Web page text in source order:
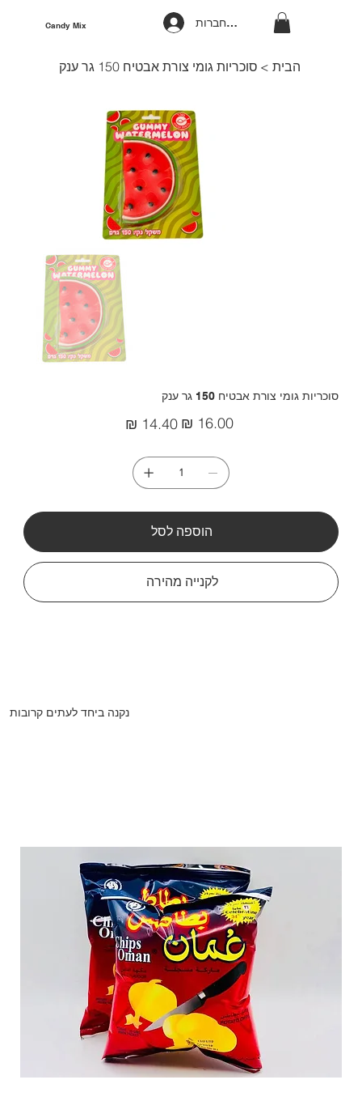
להתחברות Candy Mix
הבית > סוכריות גומי צורת אבטיח 150 גר ענק
סוכריות גומי צורת אבטיח 150 גר ענק
מקורי
מבצע
הוספה לסל
לקנייה מהירה
נקנה ביחד לעתים קרובות